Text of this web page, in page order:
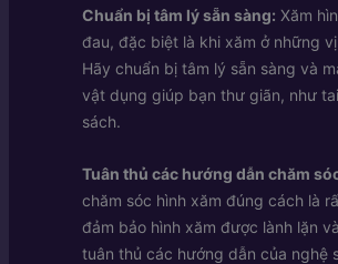
Chuẩn bị tâm lý sẵn sàng: Xăm
đau, đặc biệt là khi xăm ở những
Hãy chuẩn bị tâm lý sẵn sàng và
vật dụng giúp bạn thư giãn, như
sách.
Tuân thủ các hướng dẫn chăm
chăm sóc hình xăm đúng cách là
đảm bảo hình xăm được lành lặn
tuân thủ các hướng dẫn của nghệ